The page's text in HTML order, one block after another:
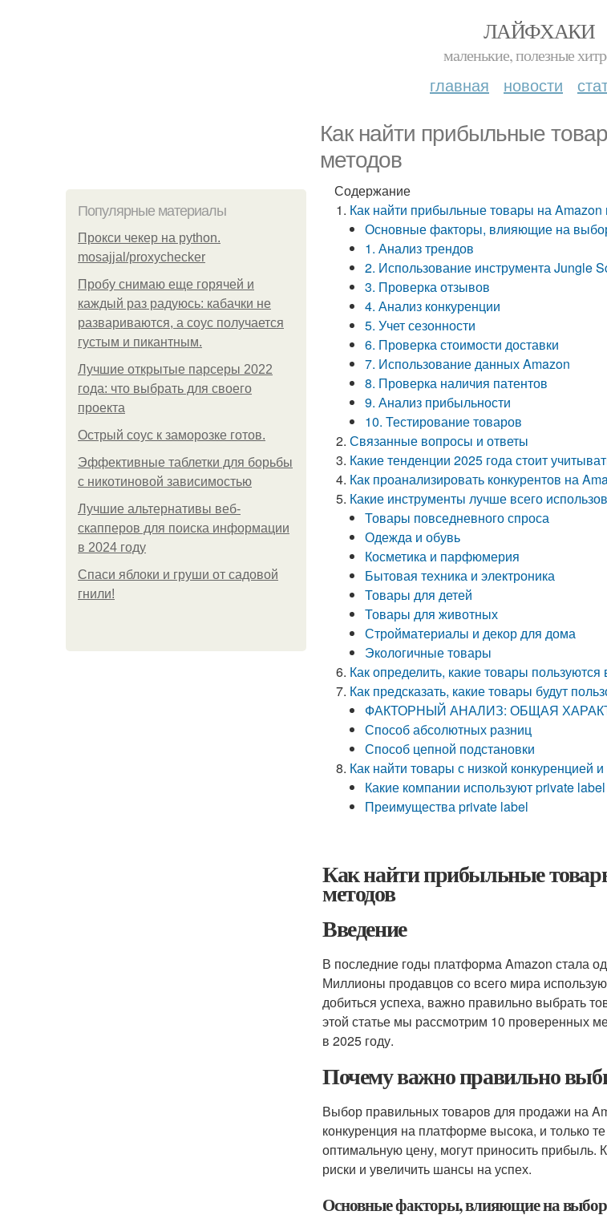
ЛАЙФХАКИ
маленькие, полезные
главная новости
Как найти прибыльные
методов
Популярные материалы
Прокси чекер на python.
mosajjal/proxychecker
Пробу снимаю еще горячей и
каждый раз радуюсь: кабачки не
развариваются, а соус получается
густым и пикантным.
Лучшие открытые парсеры 2022
года: что выбрать для своего
проекта
Острый соус к заморозке готов.
Эффективные таблетки для борьбы
с никотиновой зависимостью
Лучшие альтернативы веб-
скапперов для поиска информации
в 2024 году
Спаси яблоки и груши от садовой
гнили!
Содержание
Как найти прибыльные товары на
Основные факторы, влияющие на
1. Анализ трендов
2. Использование инструмента Jungle
3. Проверка отзывов
4. Анализ конкуренции
5. Учет сезонности
6. Проверка стоимости доставки
7. Использование данных Amazon
8. Проверка наличия патентов
9. Анализ прибыльности
10. Тестирование товаров
Связанные вопросы и ответы
Какие тенденции 2025 года стоит
Как проанализировать конкурентов на
Какие инструменты лучше всего
Товары повседневного спроса
Одежда и обувь
Косметика и парфюмерия
Бытовая техника и электроника
Товары для детей
Товары для животных
Стройматериалы и декор для дома
Экологичные товары
Как определить, какие товары
Как предсказать, какие товары будут
ФАКТОРНЫЙ АНАЛИЗ: ОБЩАЯ
Способ абсолютных разниц
Способ цепной подстановки
Как найти товары с низкой
Какие компании используют private label
Преимущества private label
Как найти прибыльные
методов
Введение
В последние годы платформа Amazon стала
Миллионы продавцов со всего мира
добиться успеха, важно правильно выбрать
этой статье мы рассмотрим 10 проверенных
в 2025 году.
Почему важно правильно
Выбор правильных товаров для продажи на
конкуренция на платформе высока, и только
оптимальную цену, могут приносить
риски и увеличить шансы на успех.
Основные факторы, влияющие на выбор